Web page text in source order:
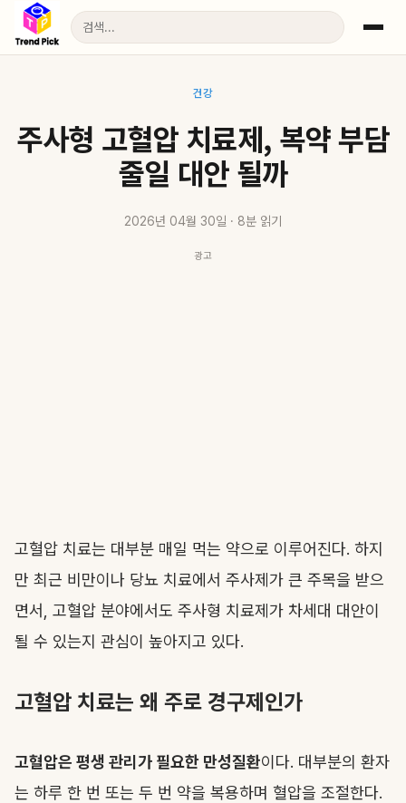
건강
주사형 고혈압 치료제, 복약 부담
줄일 대안 될까
2026년 04월 30일 · 8분 읽기
광고
고혈압 치료는 대부분 매일 먹는 약으로 이루어진다. 하지
만 최근 비만이나 당뇨 치료에서 주사제가 큰 주목을 받으
면서, 고혈압 분야에서도 주사형 치료제가 차세대 대안이
될 수 있는지 관심이 높아지고 있다.
고혈압 치료는 왜 주로 경구제인가
고혈압은 평생 관리가 필요한 만성질환이다. 대부분의 환자
는 하루 한 번 또는 두 번 약을 복용하며 혈압을 조절한다.